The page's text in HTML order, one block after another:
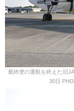
最終便の運航を終えた旧
30日